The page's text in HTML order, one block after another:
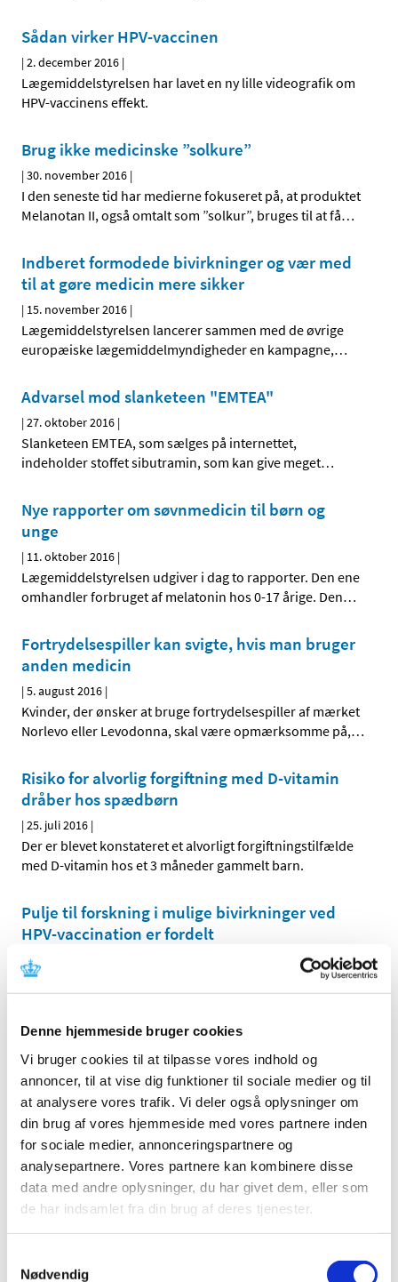
Denne hjemmeside bruger cookies
Vi bruger cookies til at tilpasse vores indhold og
annoncer, til at vise dig funktioner til sociale medier og til
at analysere vores trafik. Vi deler også oplysninger om
din brug af vores hjemmeside med vores partnere inden
for sociale medier, annonceringspartnere og
analysepartnere. Vores partnere kan kombinere disse
data med andre oplysninger, du har givet dem, eller som
de har indsamlet fra din brug af deres tjenester.
Nødvendig
Sådan virker HPV-vaccinen
|2. december 2016 |
Lægemiddelstyrelsen har lavet en ny lille videografik om
HPV-vaccinens effekt.
Brug ikke medicinske ”solkure”
|30. november 2016 |
I den seneste tid har medierne fokuseret på, at produktet
Melanotan II, også omtalt som ”solkur”, bruges til at få…
Indberet formodede bivirkninger og vær med
til at gøre medicin mere sikker
| 15. november 2016 |
Lægemiddelstyrelsen lancerer sammen med de øvrige
europæiske lægemiddelmyndigheder en kampagne,…
Advarsel mod slanketeen "EMTEA"
|27. oktober 2016 |
Slanketeen EMTEA, som sælges på internettet,
indeholder stoffet sibutramin, som kan give meget…
Nye rapporter om søvnmedicin til børn og
unge
| 11. oktober 2016 |
Lægemiddelstyrelsen udgiver i dag to rapporter. Den ene
omhandler forbruget af melatonin hos 0-17 årige. Den…
Fortrydelsespiller kan svigte, hvis man bruger
anden medicin
|5. august 2016 |
Kvinder, der ønsker at bruge fortrydelsespiller af mærket
Norlevo eller Levodonna, skal være opmærksomme på,…
Risiko for alvorlig forgiftning med D-vitamin
dråber hos spædbørn
|25. juli 2016 |
Der er blevet konstateret et alvorligt forgiftningstilfælde
med D-vitamin hos et 3 måneder gammelt barn.
Pulje til forskning i mulige bivirkninger ved
HPV-vaccination er fordelt
8. juli 2016
Tre projekter bliver tildelt midler fra den pulje på 7 mio.
kr. som Folketingets satspuljepartier har afsat til…
Både patienter og pårørende kan indberette formodede
bivirkninger ved medicin til Lægemiddelstyrelsen. En …
Årsrapport om børnevaccinations­programmet
2015
|27. april 2016|